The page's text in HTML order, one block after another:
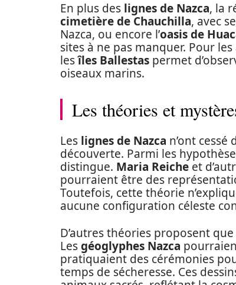
En plus des lignes de Nazca, la
cimetière de Chauchilla, avec
Nazca, ou encore l’oasis de
sites à ne pas manquer. Pour
lesîles Ballestas permet
oiseaux marins.
Les théories et
Les lignes de Nazca n’ont cessé
découverte. Parmi les
distingue. Maria Reiche et
pourraient être des
Toutefois, cette théorie
aucune configuration céleste
D’autres théories proposent
Lesgéoglyphes Nazca
pratiquaient des cérémonies
temps de sécheresse. Ces